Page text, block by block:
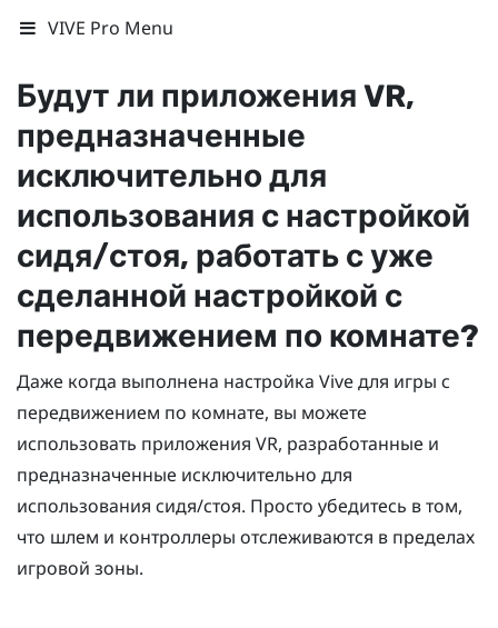
VIVE Pro Menu
Будут ли приложения VR,
предназначенные
исключительно для
использования с настройкой
сидя/стоя, работать с уже
сделанной настройкой с
передвижением по комнате?
Даже когда выполнена настройка Vive для игры с
передвижением по комнате, вы можете
использовать приложения VR, разработанные и
предназначенные исключительно для
использования сидя/стоя. Просто убедитесь в том,
что шлем и контроллеры отслеживаются в пределах
игровой зоны.